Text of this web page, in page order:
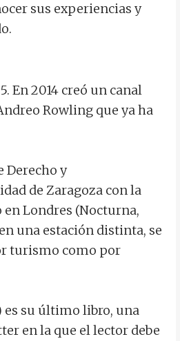
sus experiencias y
En 2014 creó un canal
Rowling que ya ha
Derecho y
de Zaragoza con la
Londres (Nocturna,
una estación distinta, se
turismo como por
es su último libro, una
en la que el lector debe